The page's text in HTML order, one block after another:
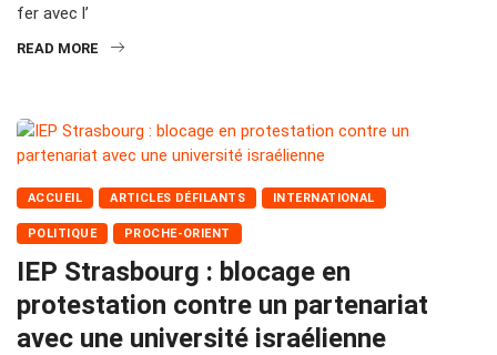
fer avec l’
READ MORE
ACCUEIL ARTICLES DÉFILANTS INTERNATIONAL
POLITIQUE PROCHE-ORIENT
IEP Strasbourg : blocage en
protestation contre un partenariat
avec une université israélienne